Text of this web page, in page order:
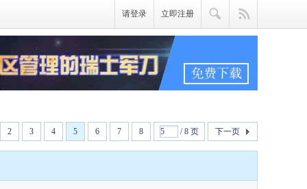
请登录 立即注册
2 3 4 5 6 7 8 / 8 页 下一页